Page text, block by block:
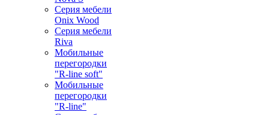
Серия мебели
Onix Wood
Серия мебели
Riva
Мобильные
перегородки
"R-line soft"
Мобильные
перегородки
"R-line"